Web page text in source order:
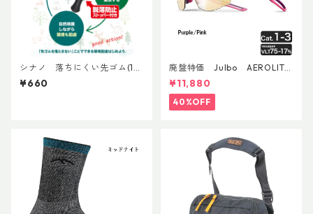
シナノ 落ちにくい先ゴム(1個
売り)
¥660
廃盤特価 Julbo AEROLITE
AsianFit
¥11,880
40%OFF